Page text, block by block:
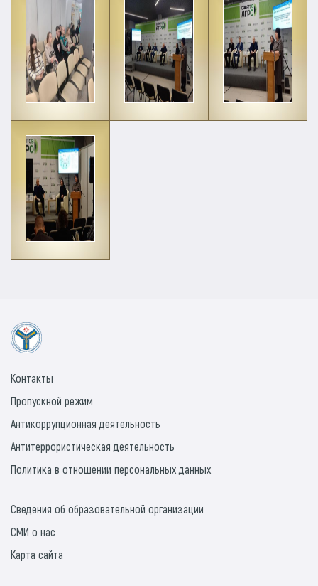
Контакты
Пропускной режим
Антикоррупционная деятельность
Антитеррористическая деятельность
Политика в отношении персональных данных
Сведения об образовательной организации
СМИ о нас
Карта сайта